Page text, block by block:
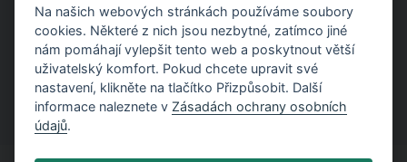
Stáhněte si manuály s teoretickými i praktickými ukázkami
použití programů.
Na našich webových stránkách používáme soubory
cookies. Některé z nich jsou nezbytné, zatímco jiné
nám pomáhají vylepšit tento web a poskytnout větší
uživatelský komfort. Pokud chcete upravit své
nastavení, klikněte na tlačítko Přizpůsobit. Další
informace naleznete v Zásadách ochrany osobních
údajů.